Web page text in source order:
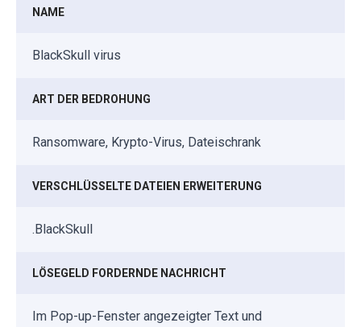
NAME
BlackSkull virus
ART DER BEDROHUNG
Ransomware, Krypto-Virus, Dateischrank
VERSCHLÜSSELTE DATEIEN ERWEITERUNG
.BlackSkull
LÖSEGELD FORDERNDE NACHRICHT
Im Pop-up-Fenster angezeigter Text und